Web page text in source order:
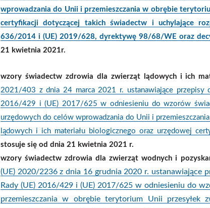
wprowadzania do Unii i przemieszczania w obrębie
certyfikacji dotyczącej takich świadectw i uchylające
636/2014 i (UE) 2019/628, dyrektywę 98/68/WE oraz
21 kwietnia 2021r.
wzory świadectw zdrowia dla zwierząt lądowych i ich
2021/403 z dnia 24 marca 2021 r. ustanawiające przepisy
2016/429 i (UE) 2017/625 w odniesieniu do wzorów
urzędowych do celów wprowadzania do Unii i
lądowych i ich materiału biologicznego oraz urzędowej
stosuje się od dnia 21 kwietnia 2021 r.
wzory świadectw zdrowia dla zwierząt wodnych i
(UE) 2020/2236 z dnia 16 grudnia 2020 r. ustanawiające
Rady (UE) 2016/429 i (UE) 2017/625 w odniesieniu do
przemieszczania w obrębie terytorium Unii